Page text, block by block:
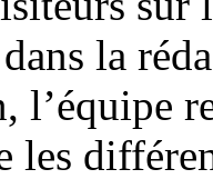
la
l’équipe
les